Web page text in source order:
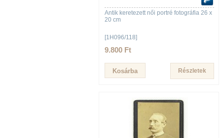
Antik keretezett női portré fotográfia 26 x
20 cm
[1H096/118]
9.800 Ft
Részletek